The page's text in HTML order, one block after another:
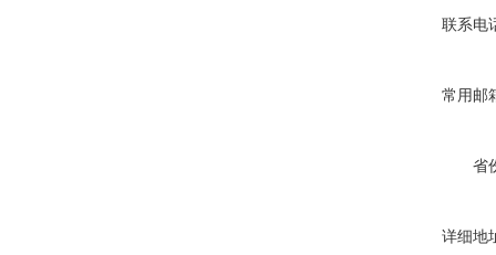
联系电
常用邮
省
详细地